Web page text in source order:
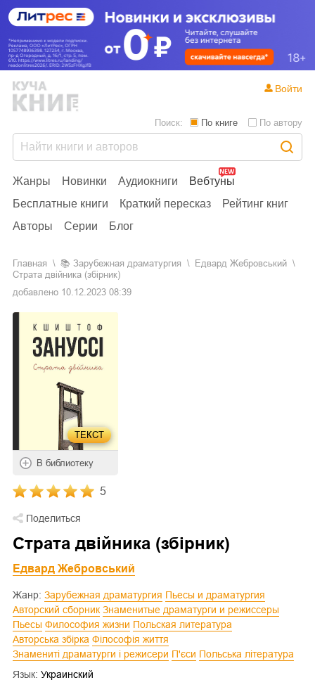
Жанры Новинки Аудиокниги
Вебтуны
Бесплатные книги
Краткий пересказ
Рейтинг книг
Авторы
Серии Блог
Поиск: По книге По автору
Войти
Главная 📚 зарубежная драматургия
Едвард Жебровський
Страта двійника (збірник)
добавлено 10.12.2023 08:39
ТЕКСТ
В библиотеку
5
Поделиться
Страта двійника (збірник)
Едвард Жебровський
Жанр: Зарубежная драматургия
Пьесы и драматургия
Авторский сборник
Знаменитые драматурги и режиссеры
Пьесы
Философия жизни
Польская литература
Авторська збірка
Філософія життя
Знамениті драматурги і режисери
П'єси
Польська література
Язык: Украинский